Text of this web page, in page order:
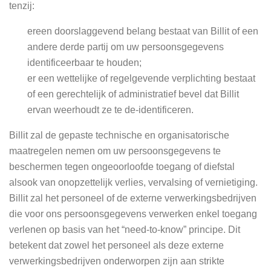
tenzij:
ereen doorslaggevend belang bestaat van Billit of een
andere derde partij om uw persoonsgegevens
identificeerbaar te houden;
er een wettelijke of regelgevende verplichting bestaat
of een gerechtelijk of administratief bevel dat Billit
ervan weerhoudt ze te de-identificeren.
Billit zal de gepaste technische en organisatorische
maatregelen nemen om uw persoonsgegevens te
beschermen tegen ongeoorloofde toegang of diefstal
alsook van onopzettelijk verlies, vervalsing of vernietiging.
Billit zal het personeel of de externe verwerkingsbedrijven
die voor ons persoonsgegevens verwerken enkel toegang
verlenen op basis van het “need-to-know” principe. Dit
betekent dat zowel het personeel als deze externe
verwerkingsbedrijven onderworpen zijn aan strikte